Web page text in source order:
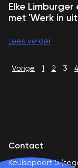
Elke Limburger
met 'Werk in
Lees verder
Vorige 1 2 3 4
Contact
Keulsepoort 5